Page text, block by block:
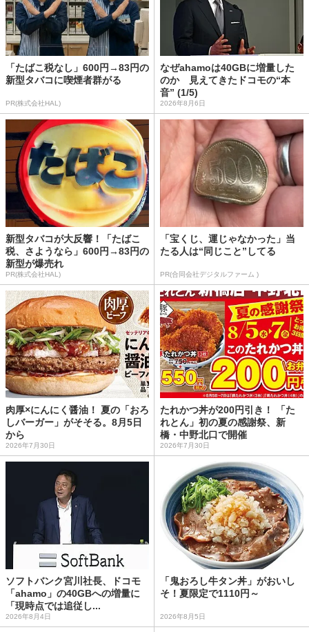
「たばこ税なし」600円→83円の
新型タバコに喫煙者群がる
PR(株式会社HAL)
なぜahamoは40GBに増量した
のか 見えてきたドコモの“本
音” (1/5)
2026年8月6日
新型タバコが大反響！「たばこ
税、さようなら」600円→83円の
新型が爆売れ
PR(株式会社HAL)
「宝くじ、運じゃなかった」当
たる人は“同じこと”してる
PR(合同会社デジタルファーム )
肉厚×にんにく醤油！ 夏の「おろ
しバーガー」がそそる。8月5日
から
2026年7月30日
たれかつ丼が200円引き！ 「た
れとん」初の夏の感謝祭、新
橋・中野北口で開催
2026年7月30日
ソフトバンク宮川社長、ドコモ
「ahamo」の40GBへの増量に
「現時点では追従し...
2026年8月4日
「鬼おろし牛タン丼」がおいし
そ！夏限定で1110円～
2026年8月5日